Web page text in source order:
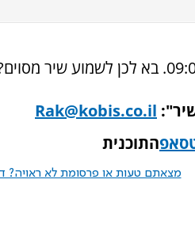
התכנית משודרת מדי שישי ב 09:00. בא
Rak@kobis.co.il
התוכנית
מצאתם טעות או פרסומת לא ראויה?